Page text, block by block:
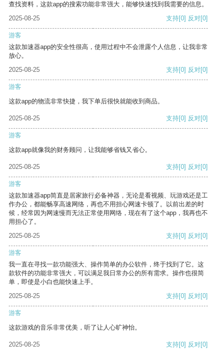
查找资料，这款app的搜索功能非常强大，能够快速找到我需要的信息。
2025-08-25
支持[0] 反对[0]
游客
这款加速器app的安全性很高，使用过程中不会泄露个人信息，让我非常
放心。
2025-08-25
支持[0] 反对[0]
游客
这款app的物流非常快捷，我下单后很快就能收到商品。
2025-08-25 支持[0] 反对[0]
游客
这款app就像我的财务顾问，让我能够省钱又省心。
2025-08-25 支持[0] 反对[0]
游客
这款加速器app简直是居家旅行必备神器，无论是看视频、玩游戏还是工
作办公，都能畅享高速网络，再也不用担心网速卡顿了。以前出差的时
候，经常因为网速慢而无法正常使用网络，现在有了这个app，我再也不
用担心了。
2025-08-25
支持[0] 反对[0]
游客
我一直在寻找一款功能强大、操作简单的办公软件，终于找到了它。这
款软件的功能非常强大，可以满足我日常办公的所有需求。操作也很简
单，即使是小白也能快速上手。
2025-08-25
支持[0] 反对[0]
游客
这款游戏的音乐非常优美，听了让人心旷神怡。
2025-08-25 支持[0] 反对[0]